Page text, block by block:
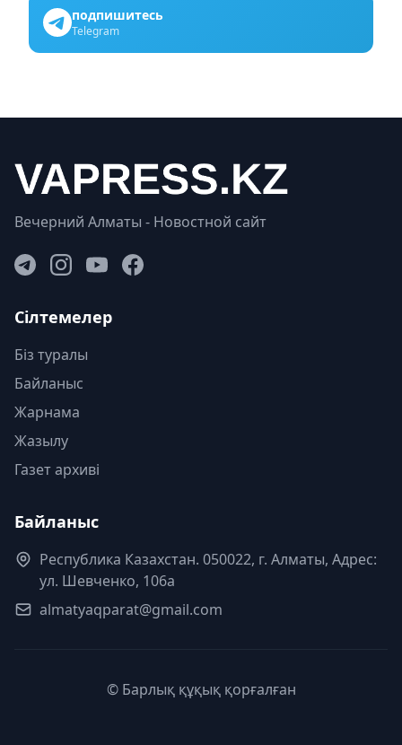
подпишитесь
Telegram
Вечерний Алматы - Новостной сайт
Сілтемелер
Біз туралы
Байланыс
Жарнама
Жазылу
Газет архиві
Байланыс
Республика Казахстан. 050022, г. Алматы, Адрес:
ул. Шевченко, 106а
almatyaqparat@gmail.com
© Барлық құқық қорғалған